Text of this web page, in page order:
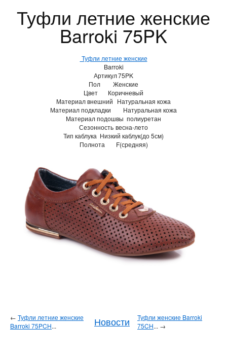
Туфли летние женские
Barroki 75PK
Туфли летние женские
Barroki
Артикул75PK
Пол
Женские
Цвет
Коричневый
Материал внешний Натуральная кожа
Материал подкладки
Натуральная кожа
Материал подошвы полиуретан
Сезонность весна-лето
Тип каблука Низкий каблук(до 5см)
Полнота
F(средняя)
← Туфли летние женские
Barroki 75PCH... Новости
Туфли женские Barroki
75CH... →